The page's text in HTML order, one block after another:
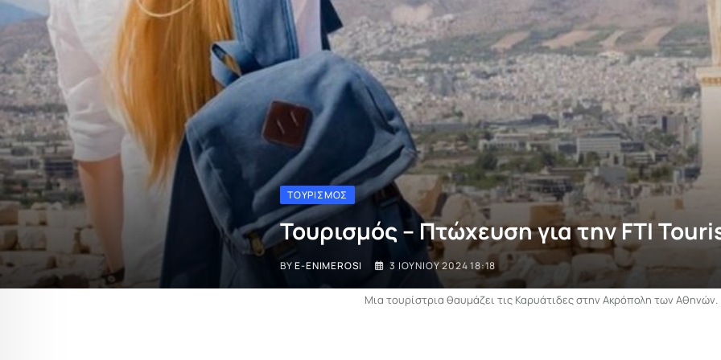
ΤΟΥΡΙΣΜΌΣ
Τουρισμός – Πτώχευση για την FTI
BYE-ENIMEROSI 3 ΙΟΥΝΊΟΥ 2024 18:18
Μια τουρίστρια θαυμάζει τις Καρυάτιδες στην Ακρόπολη των Αθηνών.